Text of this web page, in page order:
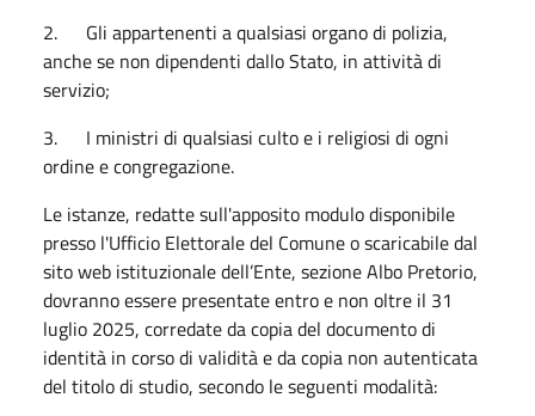
2. Gli appartenenti a qualsiasi organo di polizia,
anche se non dipendenti dallo Stato, in attività di
servizio;
3. I ministri di qualsiasi culto e i religiosi di ogni
ordine e congregazione.
Le istanze, redatte sull'apposito modulo disponibile
presso l'Ufficio Elettorale del Comune o scaricabile dal
sito web istituzionale dell’Ente, sezione Albo Pretorio,
dovranno essere presentate entro e non oltre il 31
luglio 2025, corredate da copia del documento di
identità in corso di validità e da copia non autenticata
del titolo di studio, secondo le seguenti modalità: